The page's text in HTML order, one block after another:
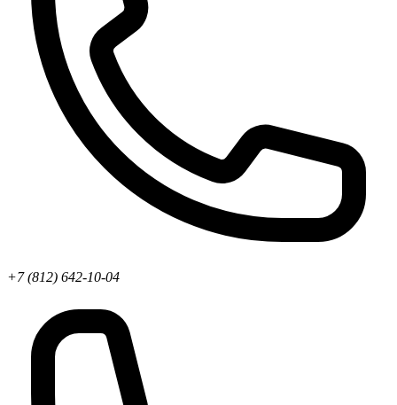
+7 (812) 642-10-04